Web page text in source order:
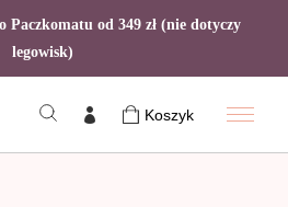
Paczkomatu od 349 zł (nie dotyczy
legowisk)
Koszyk